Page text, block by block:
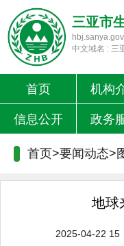
三亚市
中文域名 : 三
首页 机构
信息公开 政务
首页>要闻动态>
地球
2025-04-22 15